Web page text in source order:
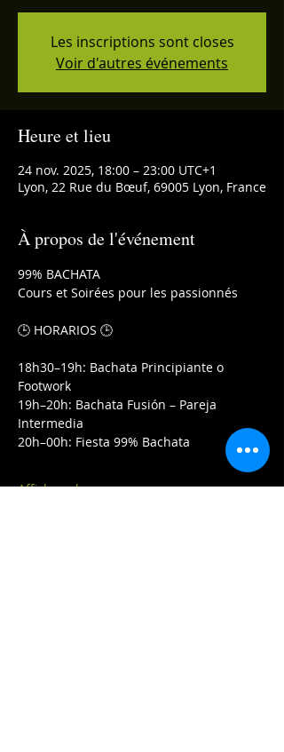
Les inscriptions sont closes
Voir d'autres événements
Heure et lieu
24 nov. 2025, 18:00 – 23:00 UTC+1
Lyon, 22 Rue du Bœuf, 69005 Lyon, France
À propos de l'événement
99% BACHATA
Cours et Soirées pour les passionnés
🕒 HORARIOS 🕒
18h30–19h: Bachata Principiante o
Footwork
19h–20h: Bachata Fusión – Pareja
Intermedia
20h–00h: Fiesta 99% Bachata
Afficher plus